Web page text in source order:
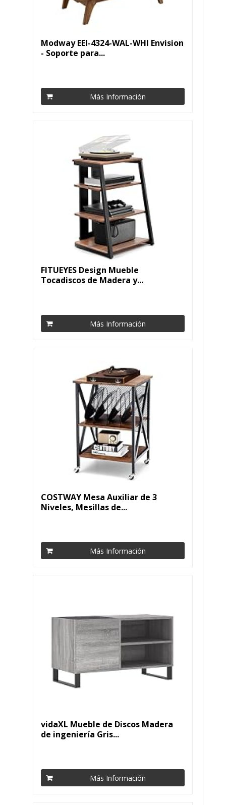
Modway EEI-4324-WAL-WHI Envision
- Soporte para...
Más Información
FITUEYES Design Mueble
Tocadiscos de Madera y...
Más Información
COSTWAY Mesa Auxiliar de 3
Niveles, Mesillas de...
Más Información
vidaXL Mueble de Discos Madera
de ingeniería Gris...
Más Información